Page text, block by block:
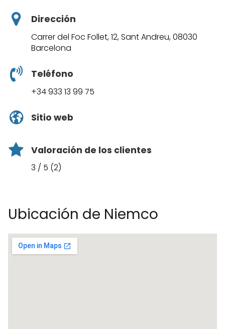
Dirección
Carrer del Foc Follet, 12, Sant Andreu, 08030
Barcelona
Teléfono
+34 933 13 99 75
Sitio web
Valoración de los clientes
3 / 5 (2)
Ubicación de Niemco